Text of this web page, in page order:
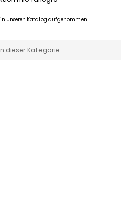
in unseren Katalog aufgenommen.
dieser Kategorie